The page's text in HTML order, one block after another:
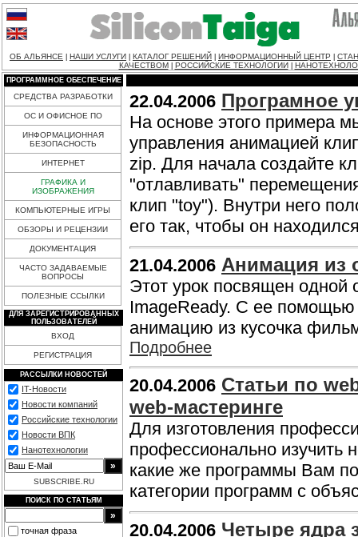
ОБ АЛЬЯНСЕ НАШИ УСЛУГИ КАТАЛОГ РЕШЕНИЙ ИНФОРМАЦИОННЫЙ ЦЕНТР
КАЧЕСТВОМ
РОССИЙСКИЕ ТЕХНОЛОГИИ
ПРОГРАММНОЕ ОБЕСПЕЧЕНИЕ
СРЕДСТВА РАЗРАБОТКИ
ОС И ОФИСНОЕ ПО
ИНФОРМАЦИОННАЯ
БЕЗОПАСНОСТЬ
ИНТЕРНЕТ
ГРАФИКА И
ИЗОБРАЖЕНИЯ
КОМПЬЮТЕРНЫЕ ИГРЫ
ОБЗОРЫ И РЕЦЕНЗИИ
ДОКУМЕНТАЦИЯ
ЧАСТО ЗАДАВАЕМЫЕ
ВОПРОСЫ
ПОЛЕЗНЫЕ ССЫЛКИ
ДЛЯ ЗАРЕГИСТРИРОВАННЫХ
ПОЛЬЗОВАТЕЛЕЙ
ВХОД
РЕГИСТРАЦИЯ
РАССЫЛКИ НОВОСТЕЙ
IT-Новости
Новости компаний
Российские технологии
Новости ВПК
Нанотехнологии
SUBSCRIBE.RU
ПОИСК ПО СТАТЬЯМ
точная фраза
22.04.2006 Програмное
На основе этого примера
управления анимацией
zip. Для начала создайте
"отлавливать"
клип "toy"). Внутри него
его так, чтобы он
21.04.2006 Анимация из
Этот урок посвящен одной
ImageReady. С ее помощью
анимацию из кусочка
Подробнее
20.04.2006 Статьи по
web-мастеринге
Для изготовления
профессионально изучить
какие же программы Вам
категории программ с
20.04.2006 Четыре ядра